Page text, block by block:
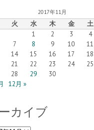
2017年11月
火 水 木 金 土
1
2 3 4
7 8 9 10 11
14 15 16 17 18
21 22 23 24 25
28 29
30
12月 »
カイブ